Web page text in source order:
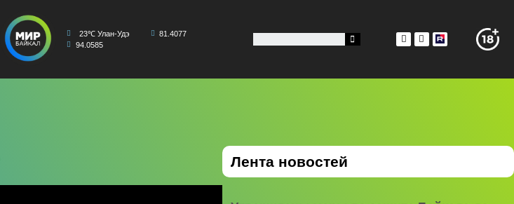
23℃ Улан-Удэ
81.4077
94.0585
Лента новостей